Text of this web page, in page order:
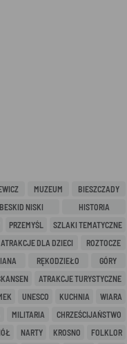
MUZEUM
BIESZCZADY
BESKID NISKI
HISTORIA
PRZEMYŚL
SZLAKI TEMATYCZNE
ATRAKCJE DLA DZIECI
ROZTOCZE
RĘKODZIEŁO
GÓRY
ATRAKCJE TURYSTYCZNE
UNESCO KUCHNIA
WIARA
MILITARIA
CHRZEŚCIJAŃSTWO
NARTY KROSNO
FOLKLOR